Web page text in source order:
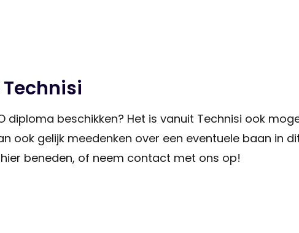
diploma beschikken? Het is vanuit Technisi ook
ook gelijk meedenken over een eventuele baan in
beneden, of neem contact met ons op!